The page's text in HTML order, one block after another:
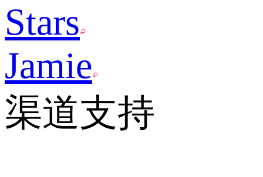
Stars
Jamie
渠道支持